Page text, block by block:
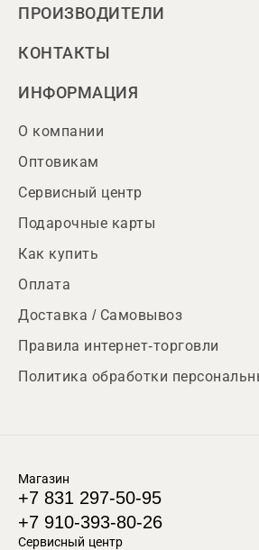
ПРОИЗВОДИТЕЛИ
КОНТАКТЫ
ИНФОРМАЦИЯ
О компании
Оптовикам
Сервисный центр
Подарочные карты
Как купить
Оплата
Доставка / Самовывоз
Правила интернет-торговли
Политика обработки
Магазин
+7 831 297-50-95
+7 910-393-80-26
Сервисный центр